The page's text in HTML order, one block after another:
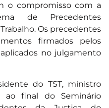
o compromisso com a
de Precedentes
Os precedentes
firmados pelos
no julgamento
do TST, ministro
ao final do Seminário